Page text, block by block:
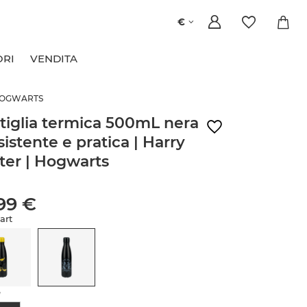
€
VENDITA
termica 500mL nera
e pratica | Harry
| Hogwarts
€